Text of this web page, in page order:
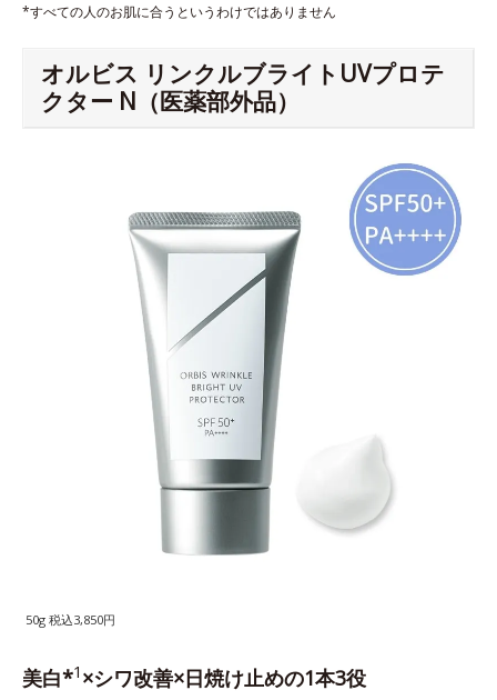
*すべての人のお肌に合うというわけではありません
オルビス リンクルブライトUVプロテ
クター N（医薬部外品）
50g 税込3,850円
美白*1 ×シワ改善×日焼け止めの1本3役